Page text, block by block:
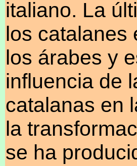
italiano. La
los catalanes
los árabes y
influencia de
catalanas en
la
se ha